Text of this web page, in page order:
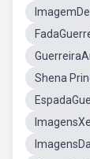
Shena